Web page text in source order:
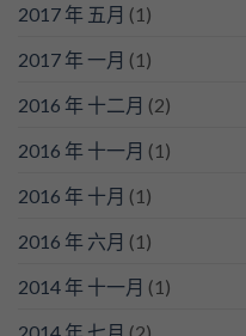
2017 年 五月 (1)
2017 年 一月 (1)
2016 年 十二月 (2)
2016 年 十一月 (1)
2016 年 十月 (1)
2016 年 六月 (1)
2014 年 十一月 (1)